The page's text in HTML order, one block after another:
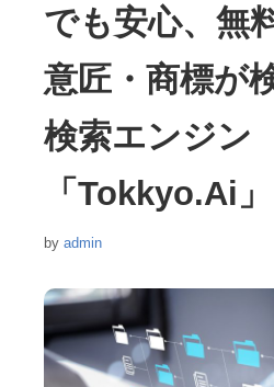
でも安心、無
意匠・商標が
検索エンジン
「Tokkyo.Ai」
by admin